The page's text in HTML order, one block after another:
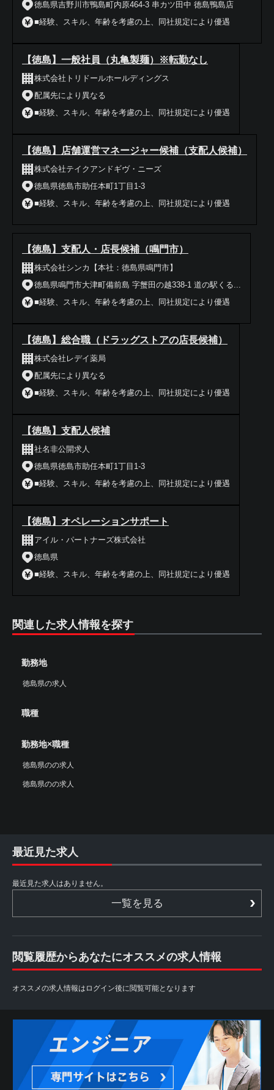
徳島県吉野川市鴨島町内原464-3 串カツ田中 徳島鴨島店
■経験、スキル、年齢を考慮の上、同社規定により優遇
【徳島】一般社員（丸亀製麺）※転勤なし
株式会社トリドールホールディングス
配属先により異なる
■経験、スキル、年齢を考慮の上、同社規定により優遇
【徳島】店舗運営マネージャー候補（支配人候補）
株式会社テイクアンドギヴ・ニーズ
徳島県徳島市助任本町1丁目1-3
■経験、スキル、年齢を考慮の上、同社規定により優遇
【徳島】支配人・店長候補（鳴門市）
株式会社シンカ【本社：徳島県鳴門市】
徳島県鳴門市大津町備前島 字蟹田の越338-1 道の駅くる...
■経験、スキル、年齢を考慮の上、同社規定により優遇
【徳島】総合職（ドラッグストアの店長候補）
株式会社レデイ薬局
配属先により異なる
■経験、スキル、年齢を考慮の上、同社規定により優遇
【徳島】支配人候補
社名非公開求人
徳島県徳島市助任本町1丁目1-3
■経験、スキル、年齢を考慮の上、同社規定により優遇
【徳島】オペレーションサポート
アイル・パートナーズ株式会社
徳島県
■経験、スキル、年齢を考慮の上、同社規定により優遇
関連した求人情報を探す
勤務地
徳島県の求人
職種
勤務地×職種
徳島県のの求人
徳島県のの求人
最近見た求人
最近見た求人はありません。
一覧を見る
閲覧履歴からあなたにオススメの求人情報
オススメの求人情報はログイン後に閲覧可能となります